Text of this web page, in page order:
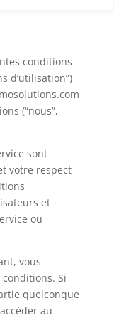
conditions
d’utilisation”)
(“nous”,
sont
votre respect
et
ou
vous
Si
quelconque
au